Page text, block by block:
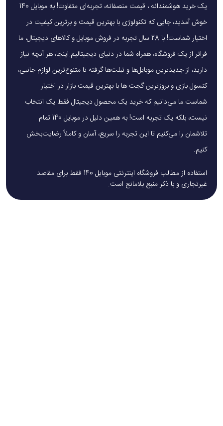
یک خرید هوشمندانه ، قیمت منصفانه، تجربه‌ای متفاوت! به موبایل 140
خوش آمدید، جایی که تکنولوژی با بهترین قیمت و برترین کیفیت در
اختیار شماست! با 28 سال تجربه در فروش موبایل و کالاهای دیجیتال، ما
فراتر از یک فروشگاه، همراه شما در دنیای دیجیتالیم.اینجا، هر آنچه نیاز
دارید، از جدیدترین موبایل‌ها و تبلت‌ها گرفته تا متنوع‌ترین لوازم جانبی،
کنسول بازی و بروزترین گجت ها با بهترین قیمت بازار در اختیار
شماست.ما می‌دانیم که خرید یک محصول دیجیتال فقط یک انتخاب
نیست، بلکه یک تجربه است! به همین دلیل در موبایل 140 تمام
تلاشمان را می‌کنیم تا این تجربه را سریع، آسان و کاملاً رضایت‌بخش
کنیم.
استفاده از مطالب فروشگاه اینترنتی موبایل 140 فقط برای مقاصد
غیرتجاری و با ذکر منبع بلامانع است.